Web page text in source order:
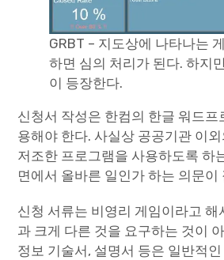
GRBT – 지도상에 나타나는
하면 심의 처리가 된다. 하지
이 등장한다.
신청서 작성은 한컴의 한글 워드프
용해야 한다. 사실상 공공기관 이
저조한 프로그램을 사용하도록 하
면에서 올바른 일인가 하는 의문이
신청 서류는 비영리 게임이라고 해
과 크게 다른 것을 요구하는 것이
정보 기술서, 설명서 등은 일반적